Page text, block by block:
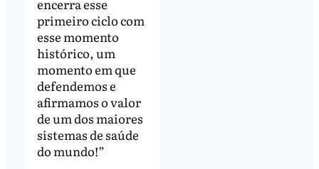
encerra esse
primeiro ciclo com
esse momento
histórico, um
momento em que
defendemos e
afirmamos o valor
de um dos maiores
sistemas de saúde
do mundo!”